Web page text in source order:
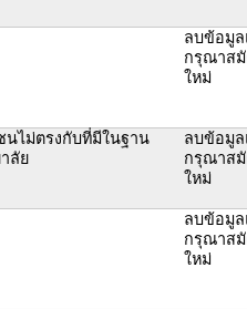
ลบข้อมูล
กรุณาส
ใหม่
นไม่ตรงกับที่มีในฐาน
ลัย
ลบข้อมูล
กรุณาส
ใหม่
ลบข้อมูล
กรุณาส
ใหม่